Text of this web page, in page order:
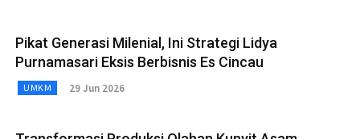
Pikat Generasi Milenial, Ini Strategi Lidya
Purnamasari Eksis Berbisnis Es Cincau
UMKM 29 Jun 2026